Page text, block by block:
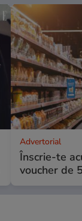
Advertorial
Înscrie-te
voucher de